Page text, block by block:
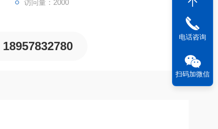
访问量：2000
18957832780
电话咨询
扫码加微信